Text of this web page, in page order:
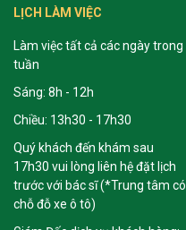
LỊCH LÀM VIỆC
Làm việc tất cả các ngày trong
tuần
Sáng: 8h - 12h
Chiều: 13h30 - 17h30
Quý khách đến khám sau
17h30 vui lòng liên hệ đặt lịch
trước với bác sĩ (*Trung tâm có
chỗ đỗ xe ô tô)